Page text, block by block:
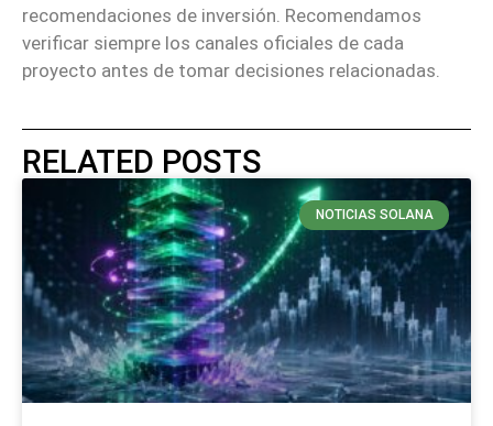
recomendaciones de inversión. Recomendamos
verificar siempre los canales oficiales de cada
proyecto antes de tomar decisiones relacionadas.
RELATED POSTS
NOTICIAS SOLANA